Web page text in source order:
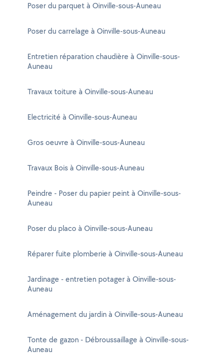
Poser du parquet à Oinville-sous-Auneau
Poser du carrelage à Oinville-sous-Auneau
Entretien réparation chaudière à Oinville-sous-
Auneau
Travaux toiture à Oinville-sous-Auneau
Electricité à Oinville-sous-Auneau
Gros oeuvre à Oinville-sous-Auneau
Travaux Bois à Oinville-sous-Auneau
Peindre - Poser du papier peint à Oinville-sous-
Auneau
Poser du placo à Oinville-sous-Auneau
Réparer fuite plomberie à Oinville-sous-Auneau
Jardinage - entretien potager à Oinville-sous-
Auneau
Aménagement du jardin à Oinville-sous-Auneau
Tonte de gazon - Débroussaillage à Oinville-sous-
Auneau